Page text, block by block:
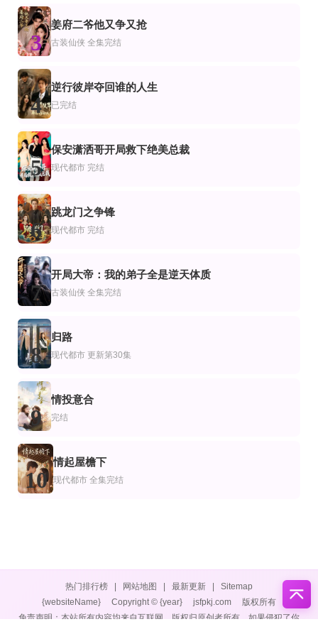
前妻攻略：顾先生偏要宠我&远赴人间惊鸿宴
傅总请别纠缠不休
流云医女陆青青
第61-88集完结
戈铁马踏乾坤(铁骑踏破长安花)(和离后：将军马甲掉了)
全集完结
超级龙王归来
完结
500斤肥妻逆袭之华丽归来
已完结
你们都舔女主那女反派我可抱走了
全69集
神主，再装老婆都没了
全集完结
宅斗躺赢全凭心声
3
姜府二爷他又争又抢
古装仙侠 全集完结
4
逆行彼岸夺回谁的人生
已完结
5
保安潇洒哥开局救下绝美总裁
现代都市 完结
6
跳龙门之争锋
现代都市 完结
7
开局大帝：我的弟子全是逆天体质
古装仙侠 全集完结
8
归路
现代都市 更新第30集
9
情投意合
完结
10
情起屋檐下
现代都市 全集完结
热门排行榜 网站地图 最新更新
Sitemap
{websiteName}
Copyright © {year} jsfpkj.com
版权所有
免责声明：本站所有内容均来自互联网，版权归原创者所有，如果侵犯了你